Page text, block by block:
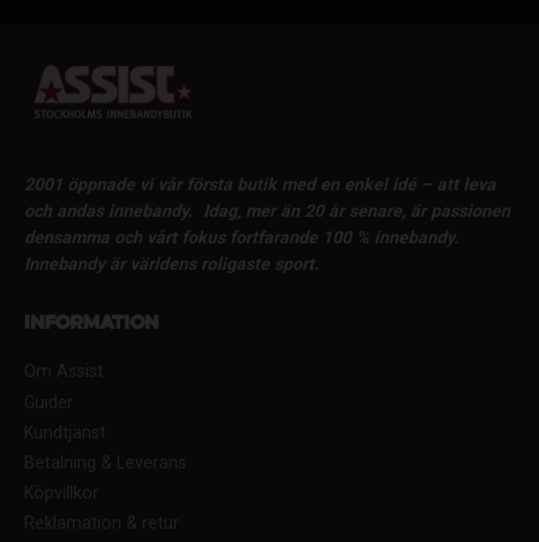
2001 öppnade vi vår första butik med en enkel idé – att leva
och andas innebandy.
Idag, mer än 20 år senare, är passionen
densamma och vårt fokus fortfarande 100 % innebandy.
Innebandy är världens roligaste sport.
Information
Om Assist
Guider
Kundtjänst
Betalning & Leverans
Köpvillkor
Reklamation & retur